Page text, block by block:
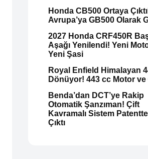
Honda CB500 Ortaya
Avrupa’ya GB500 Olarak
2027 Honda CRF450R
Aşağı Yenilendi! Yeni
Yeni Şasi
Royal Enfield Himalayan
Dönüyor! 443 cc Motor ve
Benda’dan DCT’ye Rakip
Otomatik Şanzıman! Çift
Kavramalı Sistem
Çıktı